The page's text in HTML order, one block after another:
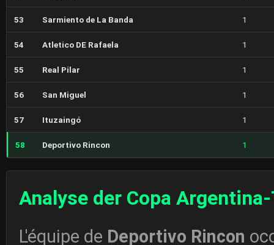
53 Sarmiento de La Banda 1
54 Atletico DE Rafaela 1
55 Real Pilar 1
56 San Miguel 1
57 Ituzaingó 1
58 Deportivo Rincon 1
Analyse der Copa
L'équipe de Deportivo Rincon